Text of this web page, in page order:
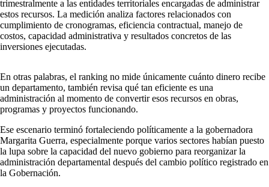
trimestralmente a las entidades territoriales encargadas de administrar
estos recursos. La medición analiza factores relacionados con
cumplimiento de cronogramas, eficiencia contractual, manejo de
costos, capacidad administrativa y resultados concretos de las
inversiones ejecutadas.
En otras palabras, el ranking no mide únicamente cuánto dinero recibe
un departamento, también revisa qué tan eficiente es una
administración al momento de convertir esos recursos en obras,
programas y proyectos funcionando.
Ese escenario terminó fortaleciendo políticamente a la gobernadora
Margarita Guerra, especialmente porque varios sectores habían puesto
la lupa sobre la capacidad del nuevo gobierno para reorganizar la
administración departamental después del cambio político registrado en
la Gobernación.